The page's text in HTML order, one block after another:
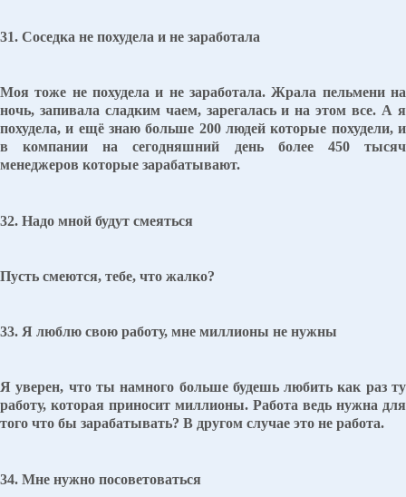
31. Соседка не похудела и не заработала
Моя тоже не похудела и не заработала. Жрала пельмени на
ночь, запивала сладким чаем, зарегалась и на этом все. А я
похудела, и ещё знаю больше 200 людей которые похудели, и
в компании на сегодняшний день более 450 тысяч
менеджеров которые зарабатывают.
32. Надо мной будут смеяться
Пусть смеются, тебе, что жалко?
33. Я люблю свою работу, мне миллионы не нужны
Я уверен, что ты намного больше будешь любить как раз ту
работу, которая приносит миллионы. Работа ведь нужна для
того что бы зарабатывать? В другом случае это не работа.
34. Мне нужно посоветоваться